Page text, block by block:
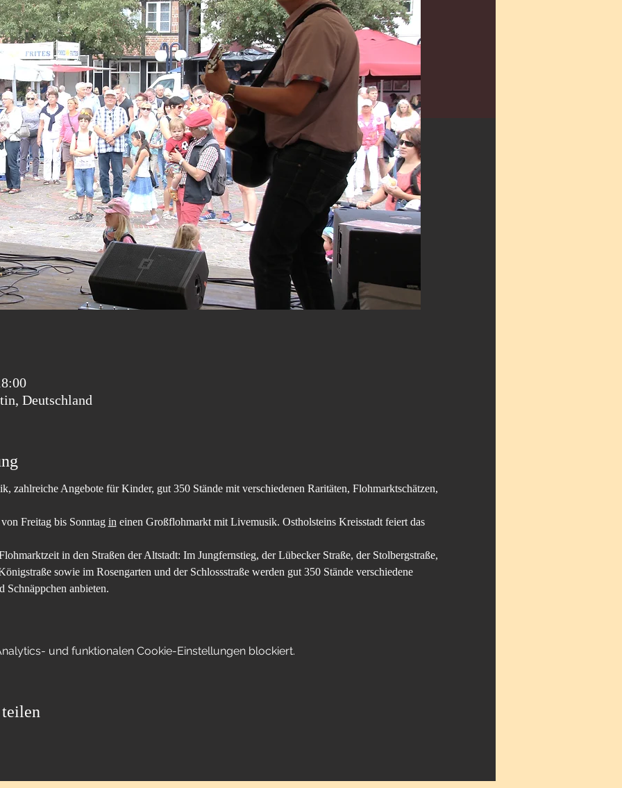
Deutschland
zahlreiche Angebote für Kinder, gut 350 Stände mit verschiedenen Raritäten, Flohmarktschätzen,
Freitag bis Sonntag in einen Großflohmarkt mit Livemusik. Ostholsteins Kreisstadt feiert das
in den Straßen der Altstadt: Im Jungfernstieg, der Lübecker Straße, der Stolbergstraße,
sowie im Rosengarten und der Schlossstraße werden gut 350 Stände verschiedene
Schnäppchen anbieten.
und funktionalen Cookie-Einstellungen blockiert.